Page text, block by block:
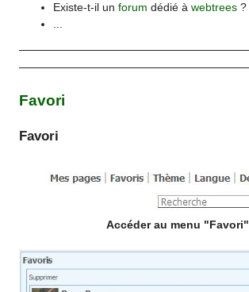
Existe-t-il unforum dédié àwebtrees ?
Favori
Favori
Accéder au menu "Favori"